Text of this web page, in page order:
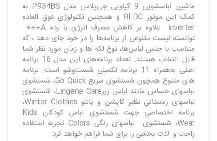
ماشین لباسشویی 9 کیلویی جی‌پلاس مدل P934BS به
کمک این موتور BLDC و همچنین تکنولوژی فوق العاده
inverter علاوه بر کاهش مصرف انرژی با رده A+++
توانسته لیست متنوعی از برنامه‌ها را در خود جای دهد ، که
متناسب با جنس لباس‌ها، نوع لکه ها و زمان مورد نظر شما
قابل انتخاب هستند. تعداد برنامه‌های این مدل 16 برنامه
اصلی به‌همراه 11 برنامه تکمیلی شست‌وشو است. برنامه
های متنوع همچون شستشوی سریع Go Quick، شستشوی
لباسهای حساس مانند لباس زیرLingerie Care، شستشوی
لباسهای زمستانی نظیر کاپشن و پالتو Winter Clothes،
برنامه اختصاصی جهت شستشوی لباس کودکان Kids
Wear، شستشوی لباسهای رنگی Colors تجربه استفاده
راحت و لذت بخشی را برای شما فراهم خواهد کرد.